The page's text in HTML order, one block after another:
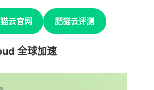
云官网 肥猫云评测
全球加速